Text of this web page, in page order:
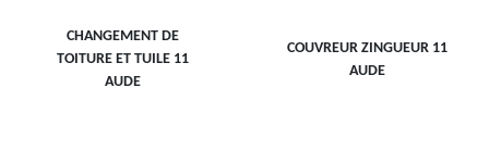
CHANGEMENT DE
TOITURE ET TUILE 11
AUDE
COUVREUR ZINGUEUR 11
AUDE